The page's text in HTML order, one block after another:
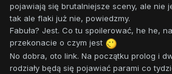
pojawiają się brutalniejsze sceny, ale nie
tak ale flaki już nie, powiedzmy.
Fabuła? Jest. Co tu spoilerować, he he,
przekonacie o czym jest
No dobra, oto link. Na początku prolog i
rodziały będą się pojawiać parami co